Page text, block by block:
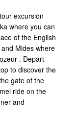
excursion
where you can
of the English
Mides where
. Depart
to discover the
gate of the
ride on the
and